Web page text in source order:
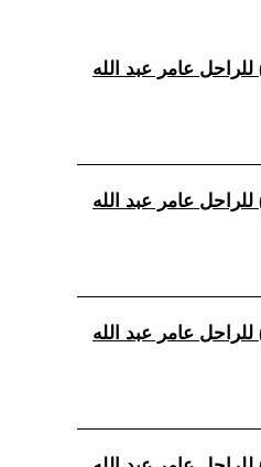
عامر عبد الله
عامر عبد الله
عامر عبد الله